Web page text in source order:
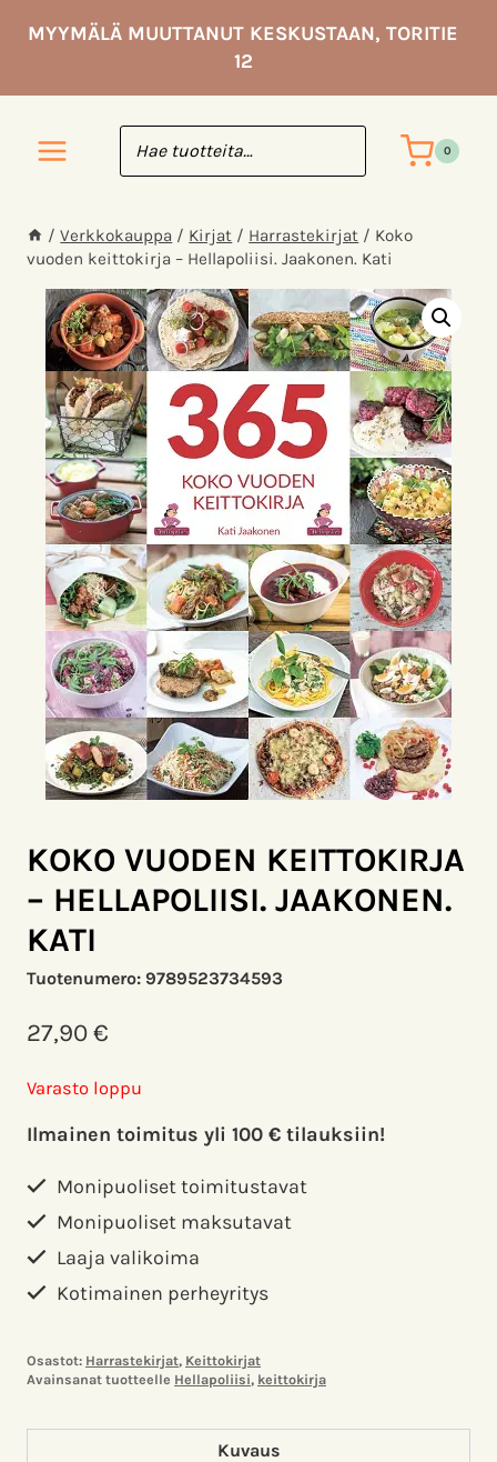
sisältöön
MYYMÄLÄ MUUTTANUT KESKUSTAAN, TORITIE
12
0
/ Verkkokauppa / Kirjat / Harrastekirjat / Koko
vuoden keittokirja – Hellapoliisi. Jaakonen. Kati
KOKO VUODEN KEITTOKIRJA
– HELLAPOLIISI. JAAKONEN.
KATI
Tuotenumero: 9789523734593
27,90€
Varasto loppu
Ilmainen toimitus yli 100 € tilauksiin!
Monipuoliset toimitustavat
Monipuoliset maksutavat
Laaja valikoima
Kotimainen perheyritys
Osastot: Harrastekirjat, Keittokirjat
Avainsanat tuotteelle Hellapoliisi, keittokirja
Kuvaus